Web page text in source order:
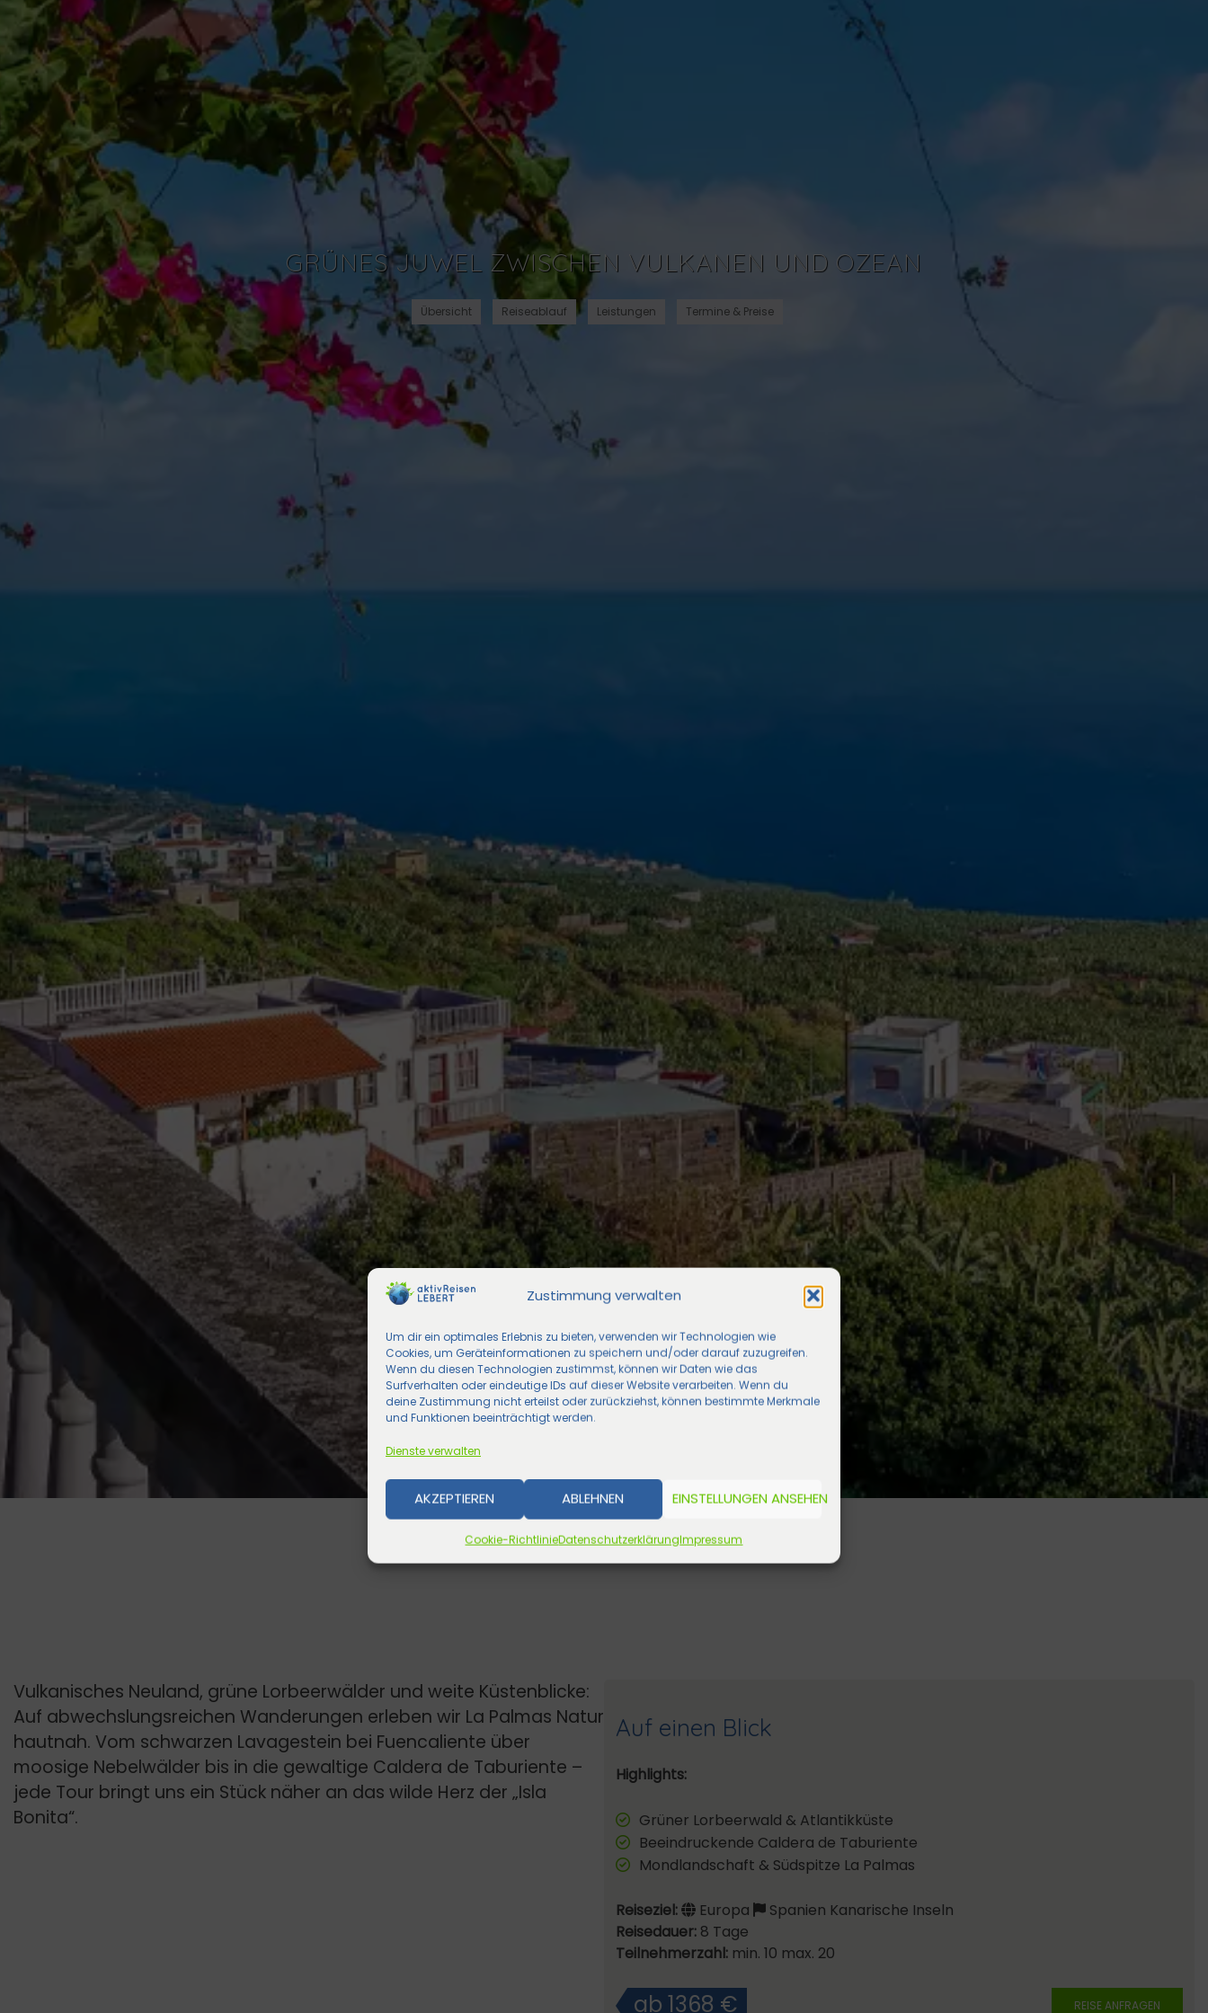
Zustimmung verwalten
Um dir ein optimales Erlebnis zu bieten, verwenden wir Technologien wie
Cookies, um Geräteinformationen zu speichern und/oder darauf zuzugreifen.
Wenn du diesen Technologien zustimmst, können wir Daten wie das
Surfverhalten oder eindeutige IDs auf dieser Website verarbeiten. Wenn du
deine Zustimmung nicht erteilst oder zurückziehst, können bestimmte Merkmale
und Funktionen beeinträchtigt werden.
Dienste verwalten
AKZEPTIEREN ABLEHNEN EINSTELLUNGEN ANSEHEN
Cookie-RichtlinieDatenschutzerklärungImpressum
GRÜNES JUWEL ZWISCHEN VULKANEN UND OZEAN
Übersicht Reiseablauf Leistungen Termine & Preise
Vulkanisches Neuland, grüne Lorbeerwälder und weite Küstenblicke:
Auf abwechslungsreichen Wanderungen erleben wir La Palmas Natur
hautnah. Vom schwarzen Lavagestein bei Fuencaliente über
moosige Nebelwälder bis in die gewaltige Caldera de Taburiente –
jede Tour bringt uns ein Stück näher an das wilde Herz der „Isla
Bonita“.
Auf einen Blick
Highlights:
Grüner Lorbeerwald & Atlantikküste
Beeindruckende Caldera de Taburiente
Mondlandschaft & Südspitze La Palmas
Reiseziel: Europa
Spanien Kanarische Inseln
Reisedauer: 8 Tage
Teilnehmerzahl: min. 10 max. 20
REISE ANFRAGEN
ab 1368 €